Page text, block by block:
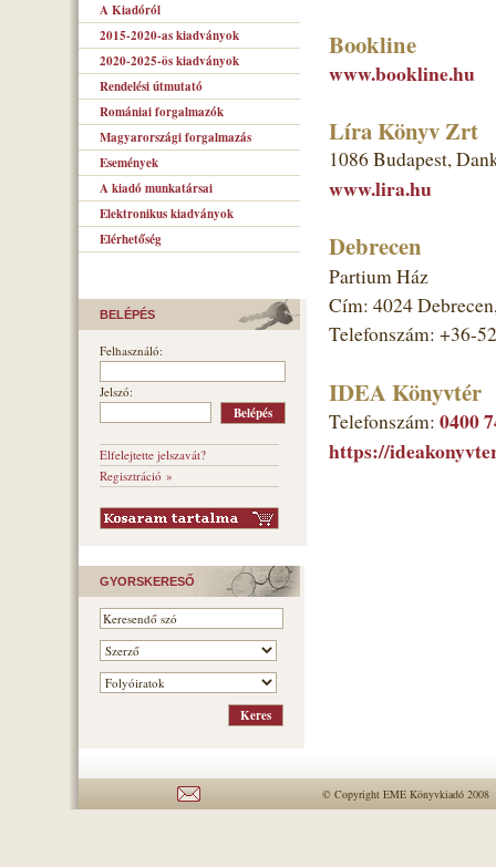
A Kiadóról
2015-2020-as kiadványok
2020-2025-ös kiadványok
Rendelési útmutató
Romániai forgalmazók
Magyarországi forgalmazás
Események
A kiadó munkatársai
Elektronikus kiadványok
Elérhetőség
BELÉPÉS
Felhasználó:
Jelszó:
Elfelejtette jelszavát?
Regisztráció »
GYORSKERESŐ
Bookline
www.bookline.hu
Líra Könyv Zrt
1086 Budapest,
www.lira.hu
Debrecen
Partium Ház
Cím: 4024
Telefonszám: +36-
IDEA Könyvtér
Telefonszám: 0400
https://
© Copyright EME Könyvkiadó 2008